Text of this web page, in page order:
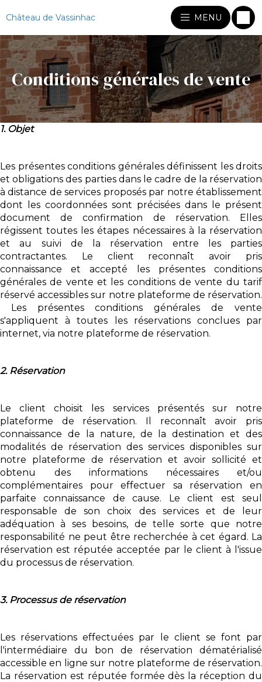
Château de Vassinhac MENU
Conditions générales de vente
1. Objet
Les présentes conditions générales définissent les droits
et obligations des parties dans le cadre de la réservation
à distance de services proposés par notre établissement
dont les coordonnées sont précisées dans le présent
document de confirmation de réservation. Elles
régissent toutes les étapes nécessaires à la réservation
et au suivi de la réservation entre les parties
contractantes. Le client reconnaît avoir pris
connaissance et accepté les présentes conditions
générales de vente et les conditions de vente du tarif
réservé accessibles sur notre plateforme de réservation.
Les présentes conditions générales de vente
s'appliquent à toutes les réservations conclues par
internet, via notre plateforme de réservation.
2. Réservation
Le client choisit les services présentés sur notre
plateforme de réservation. Il reconnaît avoir pris
connaissance de la nature, de la destination et des
modalités de réservation des services disponibles sur
notre plateforme de réservation et avoir sollicité et
obtenu des informations nécessaires et/ou
complémentaires pour effectuer sa réservation en
parfaite connaissance de cause. Le client est seul
responsable de son choix des services et de leur
adéquation à ses besoins, de telle sorte que notre
responsabilité ne peut être recherchée à cet égard. La
réservation est réputée acceptée par le client à l'issue
du processus de réservation.
3. Processus de réservation
Les réservations effectuées par le client se font par
l'intermédiaire du bon de réservation dématérialisé
accessible en ligne sur notre plateforme de réservation.
La réservation est réputée formée dès la réception du